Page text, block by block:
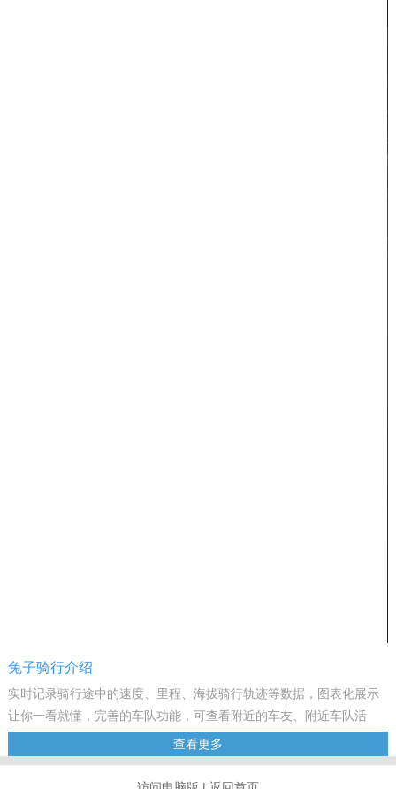
兔子骑行介绍
实时记录骑行途中的速度、里程、海拔骑行轨迹等数据，图表化展示
让你一看就懂，完善的车队功能，可查看附近的车友、附近车队活
动，参加线上挑战赛，获取勋章。美骑旗下又一力作。
美骑网网站始建于2002年，是面向全球自行车业界和自行车运动爱好
者的专业资讯平台。专注各类自行车资讯专业报道，擅长以高效率、
查看更多